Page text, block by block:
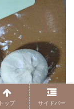
トップ サイドバー